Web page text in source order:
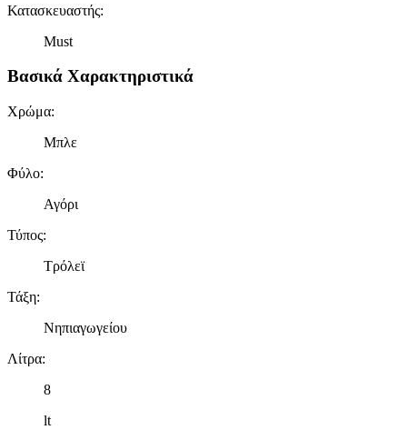
Κατασκευαστής:
Must
Βασικά Χαρακτηριστικά
Χρώμα:
Μπλε
Φύλο:
Αγόρι
Τύπος:
Τρόλεϊ
Τάξη:
Νηπιαγωγείου
Λίτρα:
8
lt